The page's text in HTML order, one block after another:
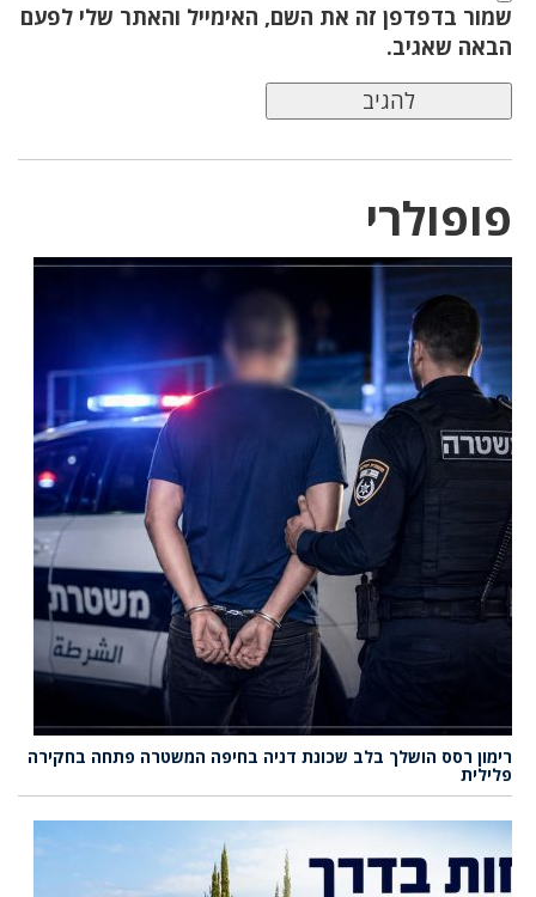
שמור בדפדפן זה את השם, האימייל והאתר שלי לפעם
הבאה שאגיב.
פופולרי
רימון רסס הושלך בלב שכונת דניה בחיפה המשטרה פתחה בחקירה
פלילית